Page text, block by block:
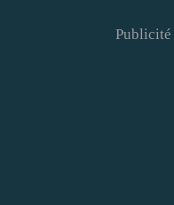
Publicité